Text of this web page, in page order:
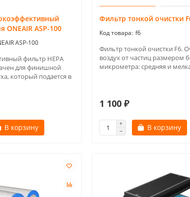
ONEAIR ASP-100
ASP-100
фильтр HEPA
для финишной
который подается в
В корзину
Фильтр тонкой очистки
f6
Фильтр тонкой очистки F6.
воздух от частиц размером
микрометра: средняя и
1 100 ₽
В корзину